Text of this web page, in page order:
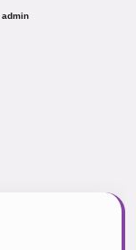
admin